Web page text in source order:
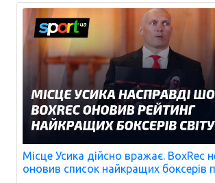
Місце Усика дійсно вражає. BoxRec
оновив список найкращих боксерів